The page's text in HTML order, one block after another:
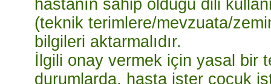
hastanın sahip olduğu dili
(teknik terimlere/mevzuata/
bilgileri aktarmalıdır.
İlgili onay vermek için yasal bir
durumlarda, hasta ister çocuk